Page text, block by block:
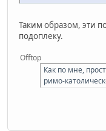
Таким образом, эти
подоплеку.
Offtop
Как по мне,
римо-